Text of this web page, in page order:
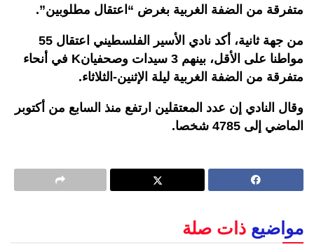
متفرقة من الضفة الغربية بغرض “اعتقال مطلوبين”.
من جهة ثانية، أكد نادي الأسير الفلسطيني اعتقال 55
مواطنا على الأقل، بينهم 3 سيدات وصحفيانK في أنحاء
متفرقة من الضفة الغربية ليلة الإثنين-الثلاثاء.
وقال النادي إن عدد المعتقلين ارتفع منذ السابع من أكتوبر
الماضي إلى 4785 شخصا.
مواضيع ذات صلة